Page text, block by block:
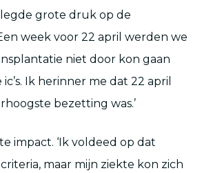
grote druk op de
week voor 22 april werden we
niet door kon gaan
Ik herinner me dat 22 april
bezetting was.’
impact. ‘Ik voldeed op dat
maar mijn ziekte kon zich